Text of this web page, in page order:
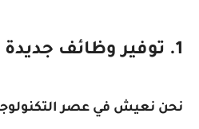
1. توفير وظائف جديدة
نحن نعيش في عصر